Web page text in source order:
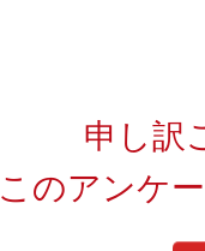
申し訳
このアンケ